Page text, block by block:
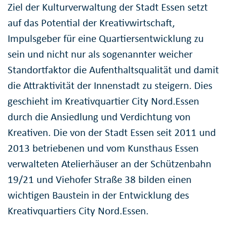
Ziel der Kulturverwaltung der Stadt Essen setzt
auf das Potential der Kreativwirtschaft,
Impulsgeber für eine Quartiersentwicklung zu
sein und nicht nur als sogenannter weicher
Standortfaktor die Aufenthaltsqualität und damit
die Attraktivität der Innenstadt zu steigern. Dies
geschieht im Kreativquartier City Nord.Essen
durch die Ansiedlung und Verdichtung von
Kreativen. Die von der Stadt Essen seit 2011 und
2013 betriebenen und vom Kunsthaus Essen
verwalteten Atelierhäuser an der Schützenbahn
19/21 und Viehofer Straße 38 bilden einen
wichtigen Baustein in der Entwicklung des
Kreativquartiers City Nord.Essen.